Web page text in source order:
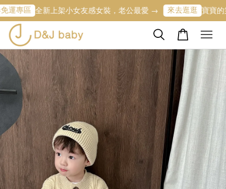
全新上架小女友感女裝，老公最愛 → 來去逛逛 寶寶的第一條